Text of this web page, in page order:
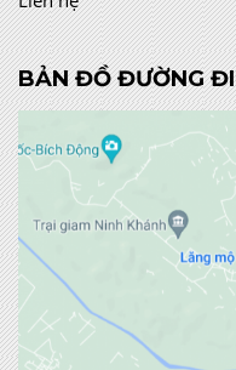
BẢN ĐỒ ĐƯỜNG ĐI